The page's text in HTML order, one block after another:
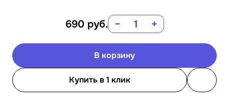
690 руб. − +
В корзину
Купить в 1 клик